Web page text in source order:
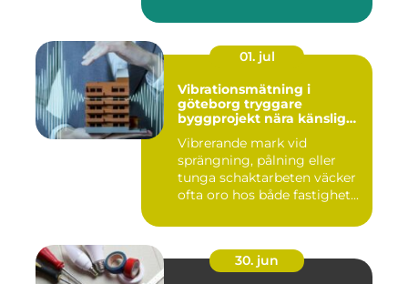
01. jul
Vibrationsmätning i
göteborg tryggare
byggprojekt nära känsliga
Vibrerande mark vid
sprängning, pålning eller
tunga schaktarbeten väcker
ofta oro hos både fastighet...
30. jun